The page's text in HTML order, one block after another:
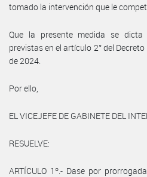
tomado la intervención que le
Que la presente medida se
previstas en el artículo 2° del
de 2024.
Por ello,
EL VICEJEFE DE GABINETE DEL
RESUELVE:
ARTÍCULO 1º.- Dase por